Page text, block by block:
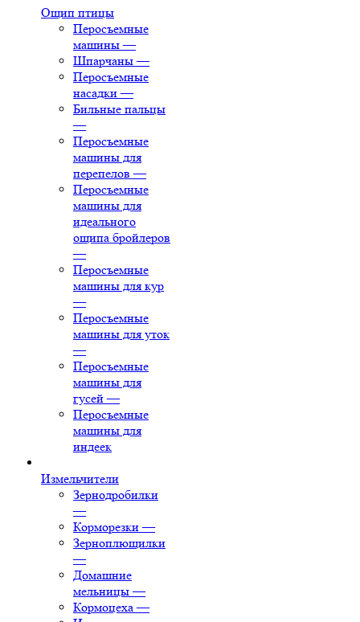
Ощип птицы
Перосъемные
машины —
Шпарчаны —
Перосъемные
насадки —
Бильные пальцы
—
Перосъемные
машины для
перепелов —
Перосъемные
машины для
идеального
ощипа бройлеров
—
Перосъемные
машины для кур
—
Перосъемные
машины для уток
—
Перосъемные
машины для
гусей —
Перосъемные
машины для
индеек
Измельчители
Зернодробилки
—
Корморезки —
Зерноплющилки
—
Домашние
мельницы —
Кормоцеха —